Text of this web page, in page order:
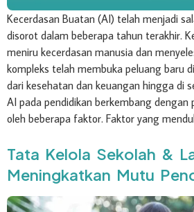
Kecerdasan Buatan (AI) telah menjadi
disorot dalam beberapa tahun terakhir.
meniru kecerdasan manusia dan
kompleks telah membuka peluang baru
dari kesehatan dan keuangan hingga di
AI pada pendidikan berkembang dengan
oleh beberapa faktor. Faktor yang
Tata Kelola Sekolah &
Meningkatkan Mutu